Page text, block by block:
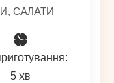
САЛАТИ
5хвилин
хв